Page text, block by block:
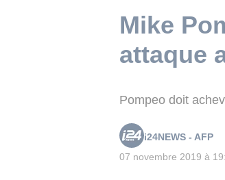
Mike
attaque
Pompeo doit
i24NEWS - AFP
07 novembre 2019 à